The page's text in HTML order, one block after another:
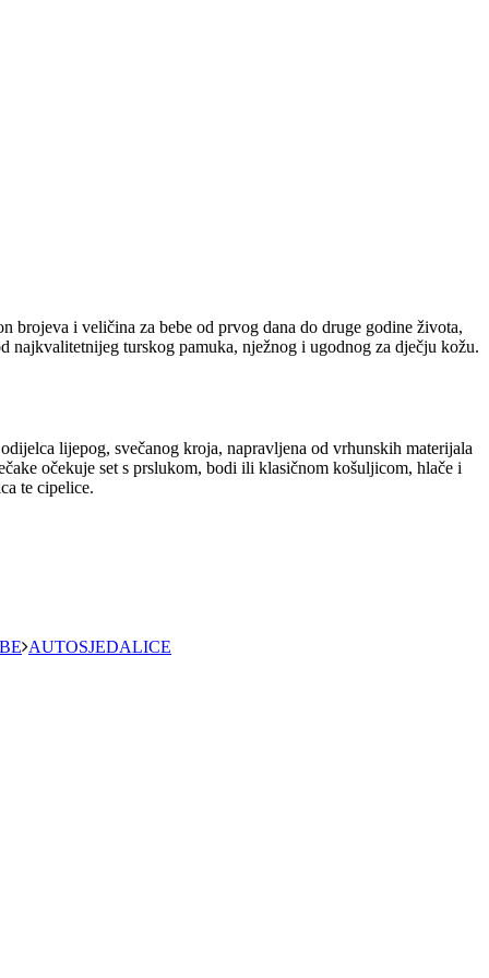
brojeva i veličina za bebe od prvog dana do druge godine života,
najkvalitetnijeg turskog pamuka, nježnog i ugodnog za dječju kožu.
lijepog, svečanog kroja, napravljena od vrhunskih materijala
očekuje set s prslukom, bodi ili klasičnom košuljicom, hlače i
te cipelice.
AUTOSJEDALICE